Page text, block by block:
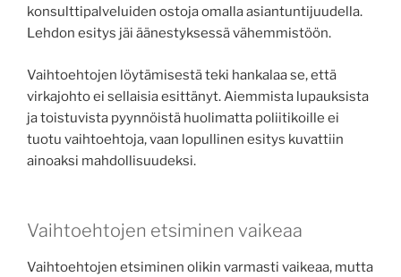
konsulttipalveluiden ostoja omalla asiantuntijuudella.
Lehdon esitys jäi äänestyksessä vähemmistöön.
Vaihtoehtojen löytämisestä teki hankalaa se, että
virkajohto ei sellaisia esittänyt. Aiemmista lupauksista
ja toistuvista pyynnöistä huolimatta poliitikoille ei
tuotu vaihtoehtoja, vaan lopullinen esitys kuvattiin
ainoaksi mahdollisuudeksi.
Vaihtoehtojen etsiminen vaikeaa
Vaihtoehtojen etsiminen olikin varmasti vaikeaa, mutta